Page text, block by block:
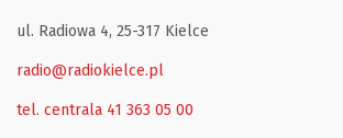
ul. Radiowa 4, 25-317 Kielce
radio@radiokielce.pl
tel. centrala 41 363 05 00